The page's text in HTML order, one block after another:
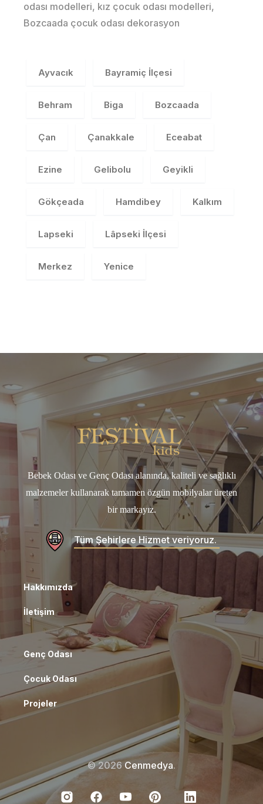
odası modelleri, kız çocuk odası modelleri,
Bozcaada çocuk odası dekorasyon
Ayvacık Bayramiç İlçesi
Behram Biga Bozcaada
Çan Çanakkale Eceabat
Ezine Gelibolu Geyikli
Gökçeada Hamdibey Kalkım
Lapseki Lâpseki İlçesi
Merkez Yenice
Bebek Odası ve Genç Odası alanında, kaliteli ve sağlıklı
malzemeler kullanarak tamamen özgün mobilyalar üreten
bir markayız.
Tüm Şehirlere Hizmet veriyoruz.
Hakkımızda
İletişim
Genç Odası
Çocuk Odası
Projeler
© 2026 Cenmedya.